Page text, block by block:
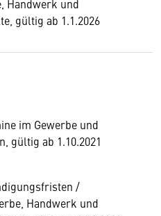
Handwerk und
gültig ab 1.1.2026
im Gewerbe und
gültig ab 1.10.2021
/
Handwerk und